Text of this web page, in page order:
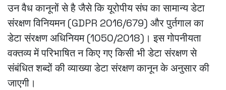
उन वैध कानूनों से है जैसे कि यूरोपीय संघ का सामान्य डेटा
संरक्षण विनियमन (GDPR 2016/679) और पुर्तगाल का
डेटा संरक्षण अधिनियम (1050/2018)। इस गोपनीयता
वक्तव्य में परिभाषित न किए गए किसी भी डेटा संरक्षण से
संबंधित शब्दों की व्याख्या डेटा संरक्षण कानून के अनुसार की
जाएगी।